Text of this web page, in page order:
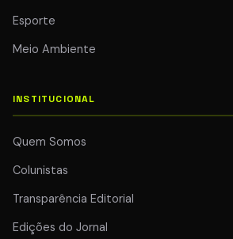
Esporte
Meio Ambiente
INSTITUCIONAL
Quem Somos
Colunistas
Transparência Editorial
Edições do Jornal